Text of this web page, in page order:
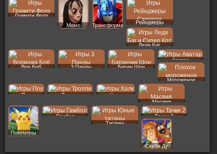
Гравити Фолз
Момо
Трансформеры
Рейнджеры
Леди Баг
Вор Боб 3 Панды Баран Шон
Аватар
Мороженое
Поу Тролли
Халк
Масяня
Покемоны
Гамбол
Титаны
Тачки 2
Скуби Ду